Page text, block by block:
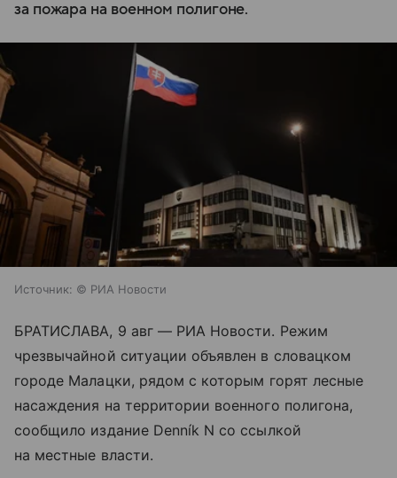
за пожара на военном полигоне.
Источник: © РИА Новости
БРАТИСЛАВА, 9 авг — РИА Новости. Режим
чрезвычайной ситуации объявлен в словацком
городе Малацки, рядом с которым горят лесные
насаждения на территории военного полигона,
сообщило издание Denník N со ссылкой
на местные власти.